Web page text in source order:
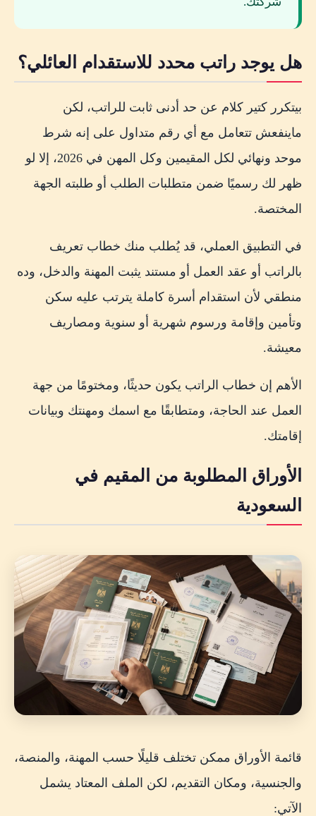
هل يوجد راتب محدد للاستقدام العائلي؟
بيتكرر كتير كلام عن حد أدنى ثابت للراتب، لكن
ماينفعش تتعامل مع أي رقم متداول على إنه شرط
موحد ونهائي لكل المقيمين وكل المهن في 2026، إلا لو
ظهر لك رسميًا ضمن متطلبات الطلب أو طلبته الجهة
المختصة.
في التطبيق العملي، قد يُطلب منك خطاب تعريف
بالراتب أو عقد العمل أو مستند يثبت المهنة والدخل، وده
منطقي لأن استقدام أسرة كاملة يترتب عليه سكن
وتأمين وإقامة ورسوم شهرية أو سنوية ومصاريف
معيشة.
الأهم إن خطاب الراتب يكون حديثًا، ومختومًا من جهة
العمل عند الحاجة، ومتطابقًا مع اسمك ومهنتك وبيانات
إقامتك.
الأوراق المطلوبة من المقيم في
السعودية
قائمة الأوراق ممكن تختلف قليلًا حسب المهنة، والمنصة،
والجنسية، ومكان التقديم، لكن الملف المعتاد يشمل
الآتي: